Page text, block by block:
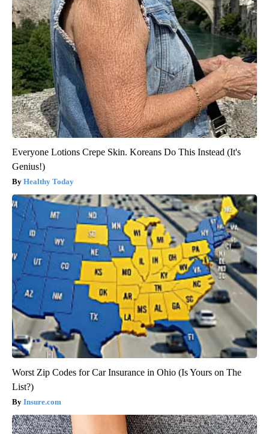
Everyone Lotions Crepe Skin. Koreans Do This Instead (It's
Genius!)
Healthy Today
Worst Zip Codes for Car Insurance in Ohio (Is Yours on The
List?)
Insure.com